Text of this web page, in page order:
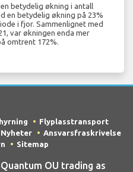
betydelig økning i antall
en betydelig økning på 23%
i fjor. Sammenlignet med
var økningen enda mer
omtrent 172%.
Flyplasstransport
Ansvarsfraskrivelse
Sitemap
OU trading as